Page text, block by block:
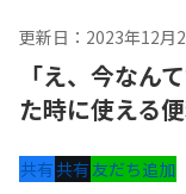
更新日：2023年12月
「え、今なん
た時に使える
共有共有友だち追加